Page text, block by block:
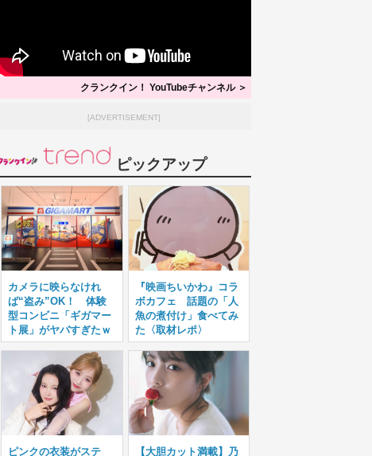
クランクイン！ YouTubeチャンネル ＞
[ADVERTISEMENT]
ピックアップ
カメラに映らなけれ
ば“盗み”OK！ 体験
型コンビニ「ギガマー
ト展」がヤバすぎたｗ
『映画ちいかわ』コラ
ボカフェ 話題の「人
魚の煮付け」食べてみ
た〈取材レポ〉
ピンクの衣装がステ 【大胆カット満載】乃